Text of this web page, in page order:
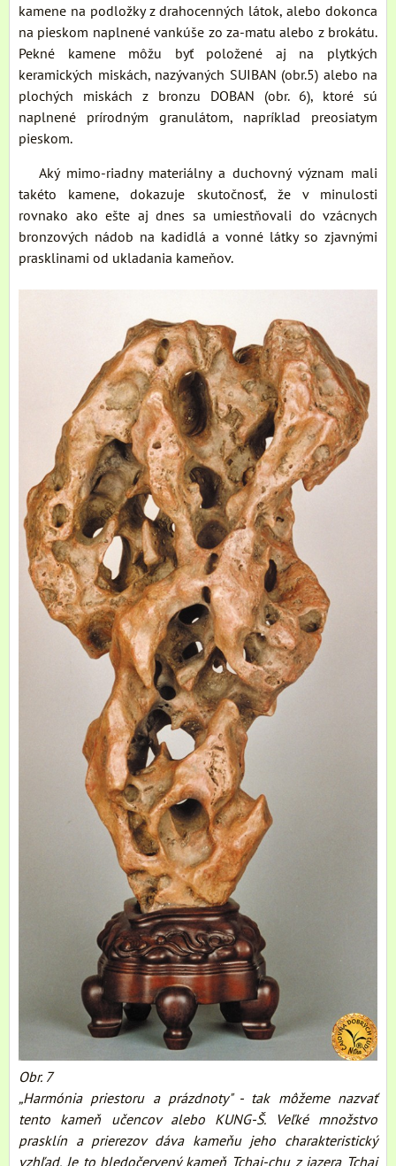
kamene na podložky z drahocenných látok, alebo dokonca
na pieskom naplnené vankúše zo za-matu alebo z brokátu.
Pekné kamene môžu byť položené aj na plytkých
keramických miskách, nazývaných SUIBAN (obr.5) alebo na
plochých miskách z bronzu DOBAN (obr. 6), ktoré sú
naplnené prírodným granulátom, napríklad preosiatym
pieskom.
Aký mimo-riadny materiálny a duchovný význam mali
takéto kamene, dokazuje skutočnosť, že v minulosti
rovnako ako ešte aj dnes sa umiestňovali do vzácnych
bronzových nádob na kadidlá a vonné látky so zjavnými
prasklinami od ukladania kameňov.
Obr. 7
„Harmónia priestoru a prázdnoty" - tak môžeme nazvať
tento kameň učencov alebo KUNG-Š. Veľké množstvo
prasklín a prierezov dáva kameňu jeho charakteristický
vzhľad. Je to bledočervený kameň Tchai-chu z jazera Tchai